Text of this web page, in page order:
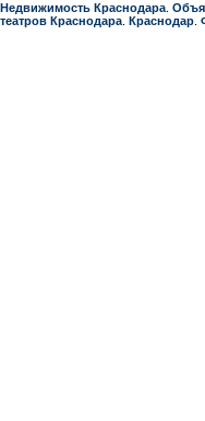
Недвижимость Краснодара
театров Краснодара Краснодар